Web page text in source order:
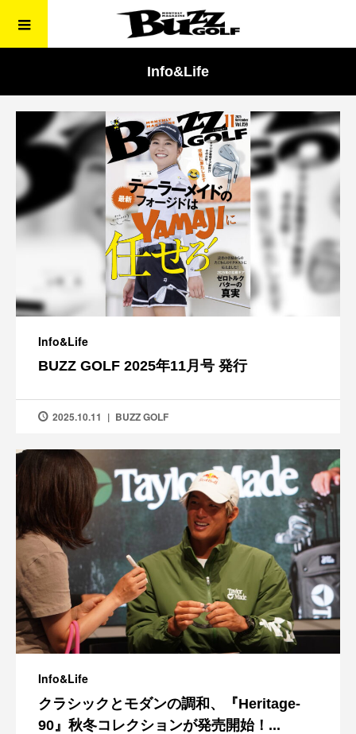
Info&Life
Info&Life
BUZZ GOLF 2025年11月号 発行
2025.10.11 BUZZ GOLF
Info&Life
クラシックとモダンの調和、『Heritage-
90』秋冬コレクションが発売開始！...